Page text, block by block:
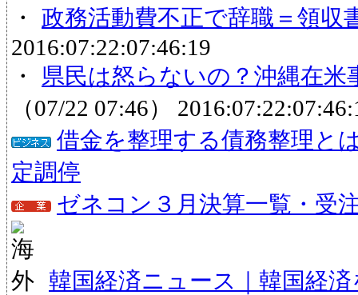
・ 政務活動費不正で辞職＝領収
2016:07:22:07:46:19
・
県民は怒らないの？沖縄在米
（07/22 07:46）
借金を整理する債務整理と
定調停
ゼネコン３月決算一覧・受
韓国経済ニュース｜韓国経